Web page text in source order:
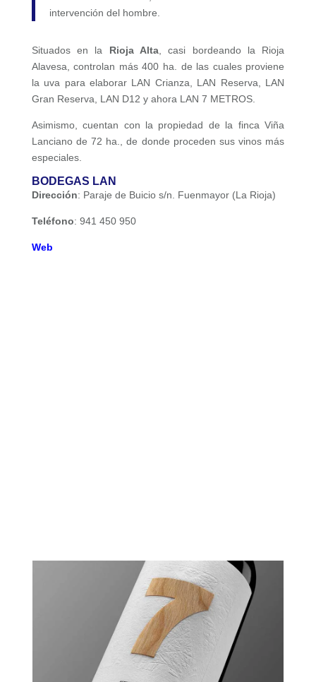
intervención del hombre.
Situados en la Rioja Alta , casi bordeando la Rioja
Alavesa, controlan más 400 ha. de las cuales proviene
la uva para elaborar LAN Crianza, LAN Reserva, LAN
Gran Reserva, LAN D12 y ahora LAN 7 METROS.
Asimismo, cuentan con la propiedad de la finca Viña
Lanciano de 72 ha., de donde proceden sus vinos más
especiales.
BODEGAS LAN
Dirección: Paraje de Buicio s/n. Fuenmayor (La Rioja)
Teléfono: 941 450 950
Web